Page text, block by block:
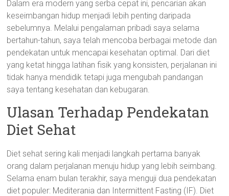
Dalam era modern yang serba cepat ini, pencarian akan
keseimbangan hidup menjadi lebih penting daripada
sebelumnya. Melalui pengalaman pribadi saya selama
bertahun-tahun, saya telah mencoba berbagai metode dan
pendekatan untuk mencapai kesehatan optimal. Dari diet
yang ketat hingga latihan fisik yang konsisten, perjalanan ini
tidak hanya mendidik tetapi juga mengubah pandangan
saya tentang kesehatan dan kebugaran.
Ulasan Terhadap Pendekatan
Diet Sehat
Diet sehat sering kali menjadi langkah pertama banyak
orang dalam perjalanan menuju hidup yang lebih seimbang.
Selama enam bulan terakhir, saya menguji dua pendekatan
diet populer: Mediterania dan Intermittent Fasting (IF). Diet